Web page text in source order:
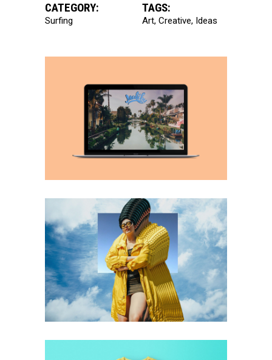
CATEGORY:
Surfing
TAGS:
Art Creative Ideas